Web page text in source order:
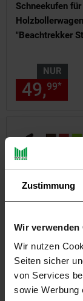
Zustimmung
Wir verwenden
Wir nutzen
Seiten sicher
von Services
sowie Werbung
Schneekufen für
Holzbollerwagen
"Beachtrekker
NUR
49,99*
Beachtrekker
Verdeck für den
Bollerwagen